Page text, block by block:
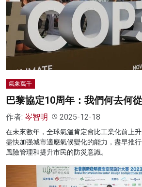
氣象萬千
巴黎協定10周年：我們何去何
作者: 岑智明 2025-12-18
在未來數年，全球氣溫肯定會比工業化前上
盡快加强城市適應氣候變化的能力，盡早推行
風險管理和提升市民的防災意識。